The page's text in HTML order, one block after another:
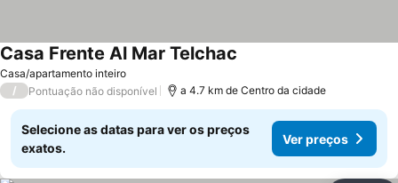
Casa/apartamento inteiro
Casa Frente Al Mar Telchac
/ Pontuação não disponível a 4.7 km de Centro da cidade
Selecione as datas para ver os preços
exatos.
Ver preços